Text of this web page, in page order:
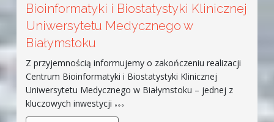
Bioinformatyki i Biostatystyki Klinicznej
Uniwersytetu Medycznego w
Białymstoku
Z przyjemnością informujemy o zakończeniu realizacji
Centrum Bioinformatyki i Biostatystyki Klinicznej
Uniwersytetu Medycznego w Białymstoku – jednej z
kluczowych inwestycji